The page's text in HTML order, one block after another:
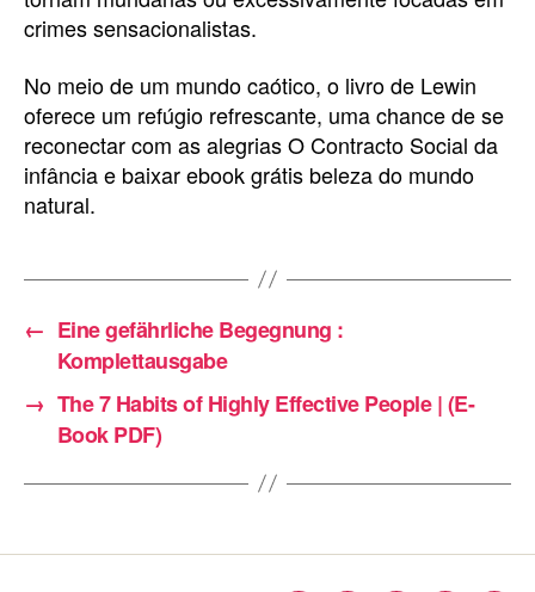
crimes sensacionalistas.
No meio de um mundo caótico, o livro de Lewin
oferece um refúgio refrescante, uma chance de se
reconectar com as alegrias O Contracto Social da
infância e baixar ebook grátis beleza do mundo
natural.
← Eine gefährliche Begegnung :
Komplettausgabe
→ The 7 Habits of Highly Effective People | (E-
Book PDF)